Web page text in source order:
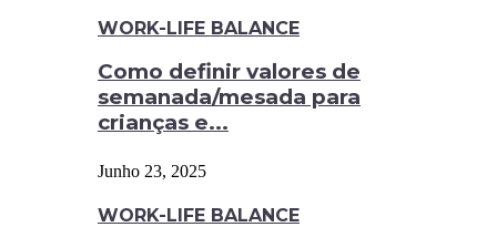
WORK-LIFE BALANCE
Como definir valores de
semanada/mesada para
crianças e...
Junho 23, 2025
WORK-LIFE BALANCE